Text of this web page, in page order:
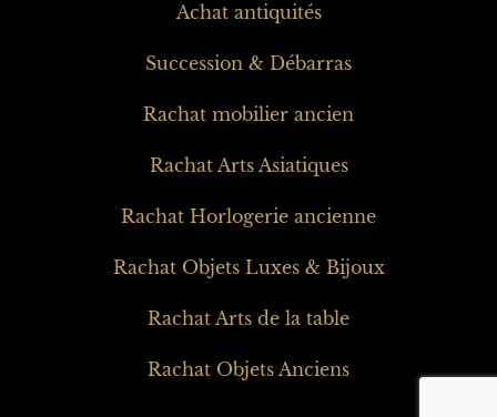
Achat antiquités
Succession & Débarras
Rachat mobilier ancien
Rachat Arts Asiatiques
Rachat Horlogerie ancienne
Rachat Objets Luxes & Bijoux
Rachat Arts de la table
Rachat Objets Anciens